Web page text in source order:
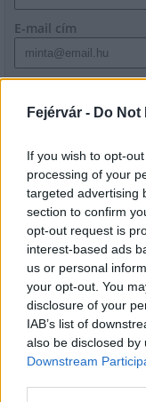
Fejérvár - Do
If you wish to opt-
processing of your
targeted advertising
section to confirm
opt-out request is
interest-based ads
us or personal
your opt-out. You
disclosure of your
IAB’s list of
also be disclosed
Downstream
E-mail cím
szabályzatot!
LEGFRISSEBB